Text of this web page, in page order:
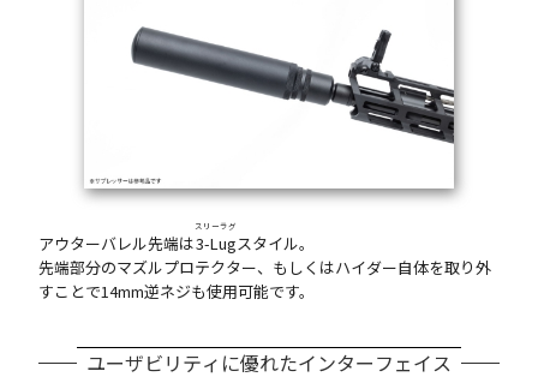
アウターバレル先端は3-Lug
スリーラグ
スタイル。
先端部分のマズルプロテクター、もしくはハイダー自体を取り外
すことで14mm逆ネジも使用可能です。
ユーザビリティに優れたインターフェイス